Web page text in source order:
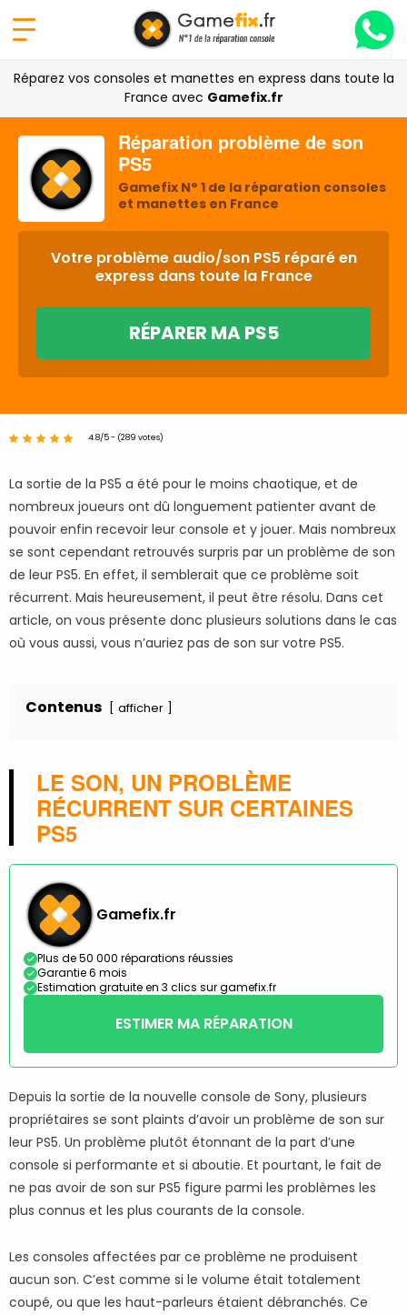
Réparez vos consoles et manettes en express dans toute la
France avec Gamefix.fr
Réparation problème de son
PS5
Gamefix N° 1 de la réparation consoles
et manettes en France
Votre problème audio/son PS5 réparé en
express dans toute la France
RÉPARER MA PS5
4.8/5 - (289 votes)
La sortie de la PS5 a été pour le moins chaotique, et de
nombreux joueurs ont dû longuement patienter avant de
pouvoir enfin recevoir leur console et y jouer. Mais nombreux
se sont cependant retrouvés surpris par un problème de son
de leur PS5. En effet, il semblerait que ce problème soit
récurrent. Mais heureusement, il peut être résolu. Dans cet
article, on vous présente donc plusieurs solutions dans le cas
où vous aussi, vous n’auriez pas de son sur votre PS5.
Contenus afficher
LE SON, UN PROBLÈME
RÉCURRENT SUR CERTAINES
PS5
Gamefix.fr
Plus de 50 000 réparations réussies
Garantie 6 mois
Estimation gratuite en 3 clics sur gamefix.fr
ESTIMER MA RÉPARATION
Depuis la sortie de la nouvelle console de Sony, plusieurs
propriétaires se sont plaints d’avoir un problème de son sur
leur PS5. Un problème plutôt étonnant de la part d’une
console si performante et si aboutie. Et pourtant, le fait de
ne pas avoir de son sur PS5 figure parmi les problèmes les
plus connus et les plus courants de la console.
Les consoles affectées par ce problème ne produisent
aucun son. C’est comme si le volume était totalement
coupé, ou que les haut-parleurs étaient débranchés. Ce